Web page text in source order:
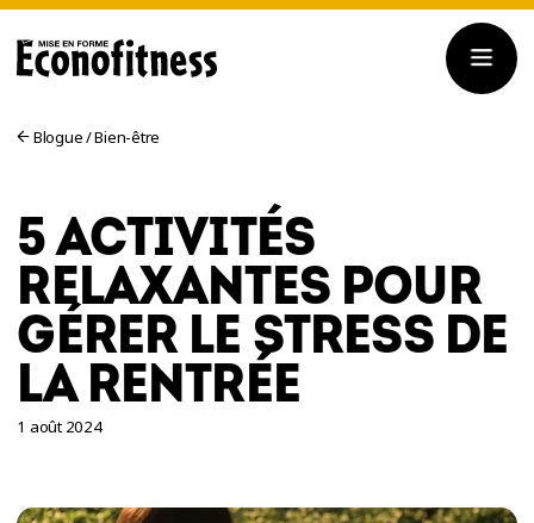
Blogue/Bien-être
5 ACTIVITÉS
RELAXANTES POUR
GÉRER LE STRESS DE
LA RENTRÉE
1 août 2024